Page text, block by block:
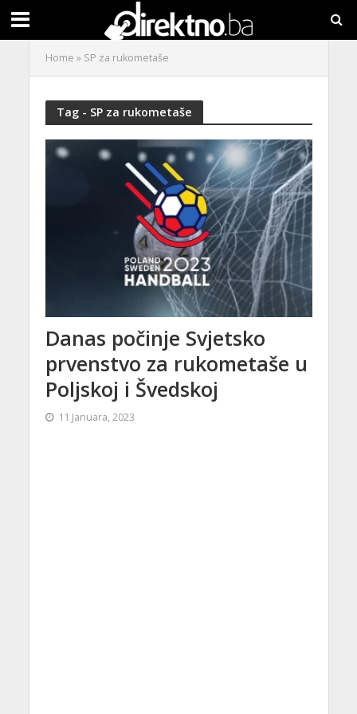
Home » SP za rukometaše
Tag - SP za rukometaše
Danas počinje Svjetsko
prvenstvo za rukometaše u
Poljskoj i Švedskoj
11 Januara, 2023